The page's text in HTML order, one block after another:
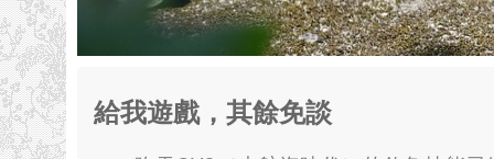
給我遊戲， 其餘免談